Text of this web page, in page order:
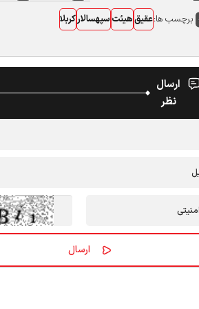
برچسب ها:عقیقهیئت سپهسالارکربلا
ارسال
نظر